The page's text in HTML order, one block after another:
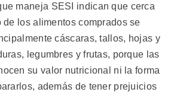
maneja SESI indican que cerca
de los alimentos comprados se
cáscaras, tallos, hojas y
legumbres y frutas, porque las
su valor nutricional ni la forma
además de tener prejuicios